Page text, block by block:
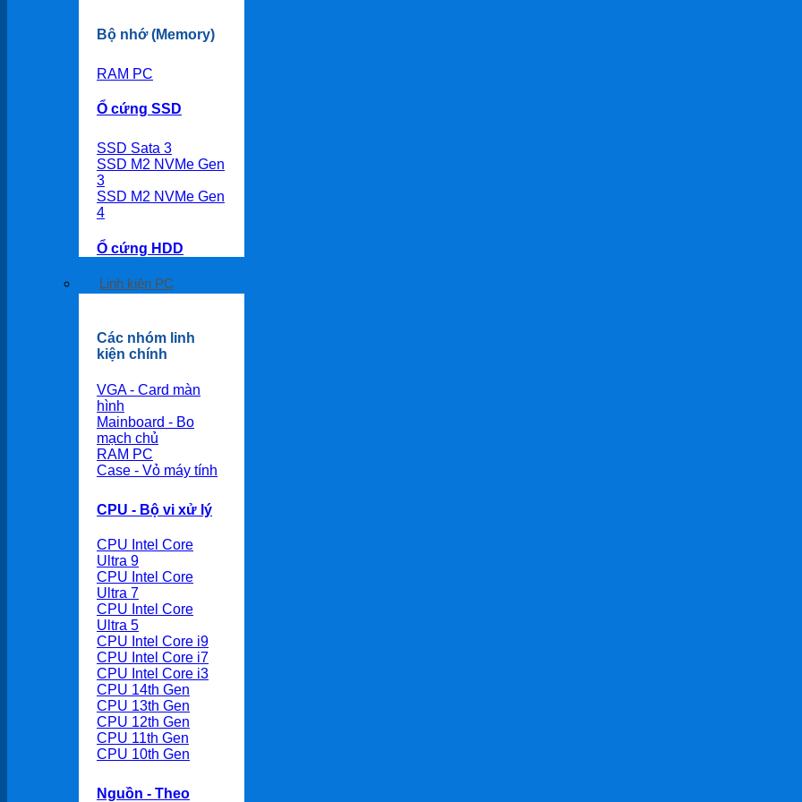
Bộ nhớ (Memory)
RAM PC
Ổ cứng SSD
SSD Sata 3
SSD M2 NVMe Gen
3
SSD M2 NVMe Gen
4
Ổ cứng HDD
Linh kiện PC
Các nhóm linh
kiện chính
VGA - Card màn
hình
Mainboard - Bo
mạch chủ
RAM PC
Case - Vỏ máy tính
CPU - Bộ vi xử lý
CPU Intel Core
Ultra 9
CPU Intel Core
Ultra 7
CPU Intel Core
Ultra 5
CPU Intel Core i9
CPU Intel Core i7
CPU Intel Core i3
CPU 14th Gen
CPU 13th Gen
CPU 12th Gen
CPU 11th Gen
CPU 10th Gen
Nguồn - Theo